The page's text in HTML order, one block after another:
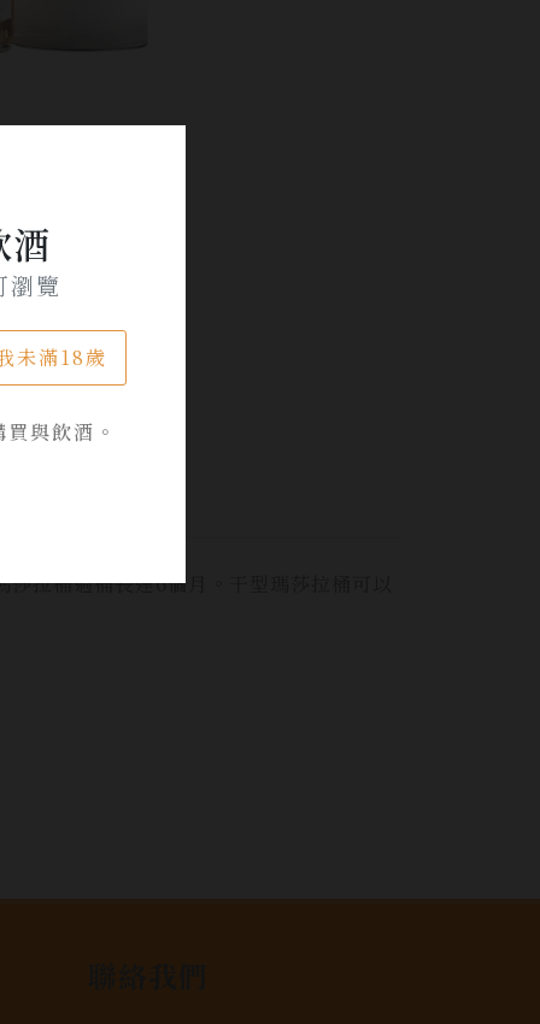
酒
瀏覽
未滿18歲
與飲酒。
桶過桶長達6個月。干型瑪莎拉桶可以